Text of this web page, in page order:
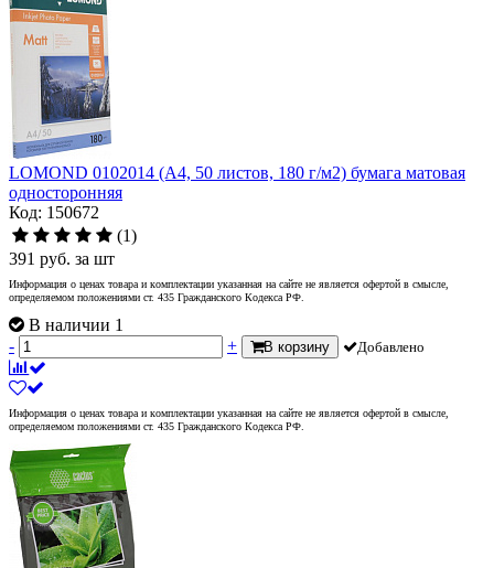
LOMOND 0102014 (A4, 50 листов, 180 г/м2) бумага матовая
односторонняя
Код: 150672
(1)
391 руб. за шт
Информация о ценах товара и комплектации указанная на сайте не является офертой в смысле,
определяемом положениями ст. 435 Гражданского Кодекса РФ.
В наличии 1
-
+ В корзину Добавлено
Информация о ценах товара и комплектации указанная на сайте не является офертой в смысле,
определяемом положениями ст. 435 Гражданского Кодекса РФ.